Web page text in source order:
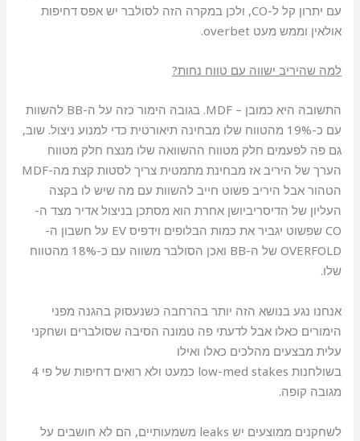
עם יתרון קל ל-CO, ולכן במקרה הזה לסולבר יש אפס דחיפות
אולאין וממש מעט overbet.
למה שהיריב ישווה עם טווח נחות?
התשובה היא כמובן – MDF. בגובה הימור כזה על ה-BB להשוות
עם כ-19% מהטווח שלו מבחינה תיאורטית כדי למנוע ניצול. שוב,
גם פה לפעמים חלק מטווח ההשוואה שלו מנצח חלק מטווח
הערך של היריב אז מבחינת מתמטית צריך לסטות קצת מה-MDF
הטהור אבל היריב פשוט חייב להשוות עם מה שיש לו בקצה
העליון של הדיסריביושן אחרת הוא מסתכן בניצול אדיר מצד ה-
CO שפשוט יגביר את כמות הבלופים וידפיס EV על חשבון ה-
OVERFOLD של ה-BB ואכן הסולבר משווה עם כ-18% מהטווח
שלו.
אנחנו נגע בנושא הזה יותר בהרחבה כשנעסוק בהגנה מפני
הימורים כאלו אבל לדעתי פה טמונה הסיבה שסולברים ושחקני
עלית מבצעים מהלכים כאלו ואילו
בשולחנות low-med stakes כמעט ולא רואים דחיפות של פי 4
מגובה קופה.
לשחקנים ממוצעים יש leaks משמעותיים, הם לא חושבים על